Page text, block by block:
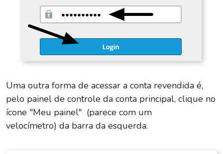
Uma outra forma de acessar a conta revendida é,
pelo painel de controle da conta principal, clique no
ícone "Meu painel" (parece com um
velocímetro) da barra da esquerda.